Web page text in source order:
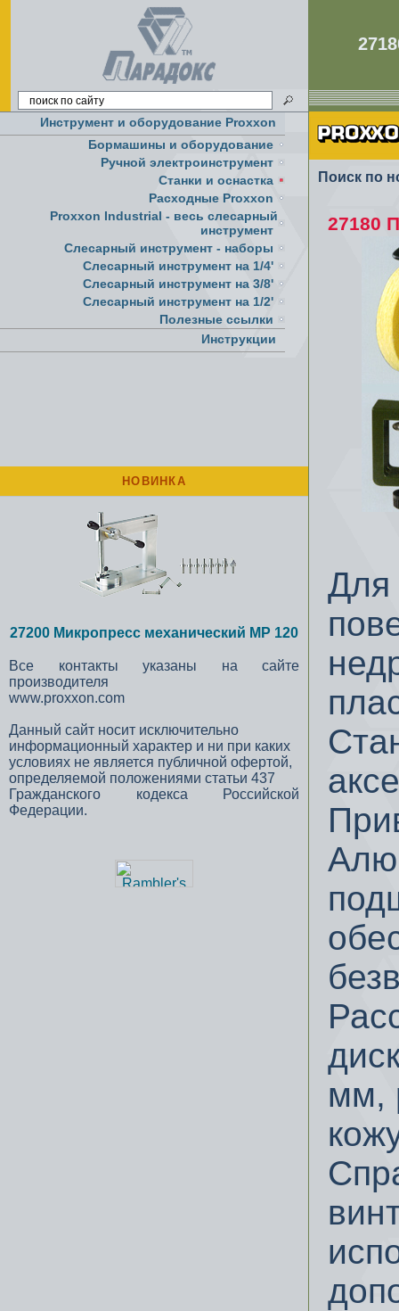
Инструмент и оборудование Proxxon
Бормашины и оборудование
Ручной электроинструмент
Cтанки и оснастка
Расходные Proxxon
Proxxon Industrial - весь слесарный
инструмент
Слесарный инструмент - наборы
Слесарный инструмент на 1/4'
Слесарный инструмент на 3/8'
Слесарный инструмент на 1/2'
Полезные ссылки
Инструкции
НОВИНКА
27200 Микропресс механический MP 120
Все контакты указаны на сайте
производителя
www.proxxon.com
Данный сайт носит исключительно
информационный характер и ни при каких
условиях не является публичной офертой,
определяемой положениями статьи 437
Гражданского кодекса Российской
Федерации.
Поиск по
27180
Для
мм,